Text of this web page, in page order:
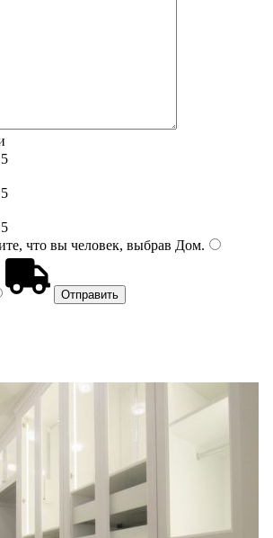
5
5
5
что вы человек, выбрав Дом.